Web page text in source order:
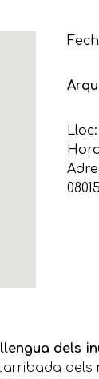
dels